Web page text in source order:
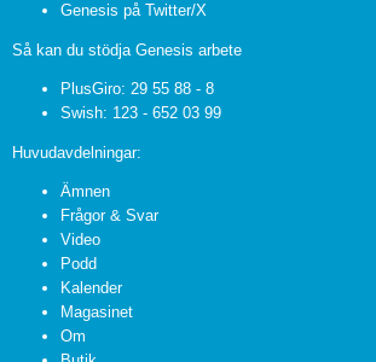
Genesis på Twitter/X
Så kan du stödja Genesis arbete
PlusGiro: 29 55 88 - 8
Swish: 123 - 652 03 99
Huvudavdelningar:
Ämnen
Frågor & Svar
Video
Podd
Kalender
Magasinet
Om